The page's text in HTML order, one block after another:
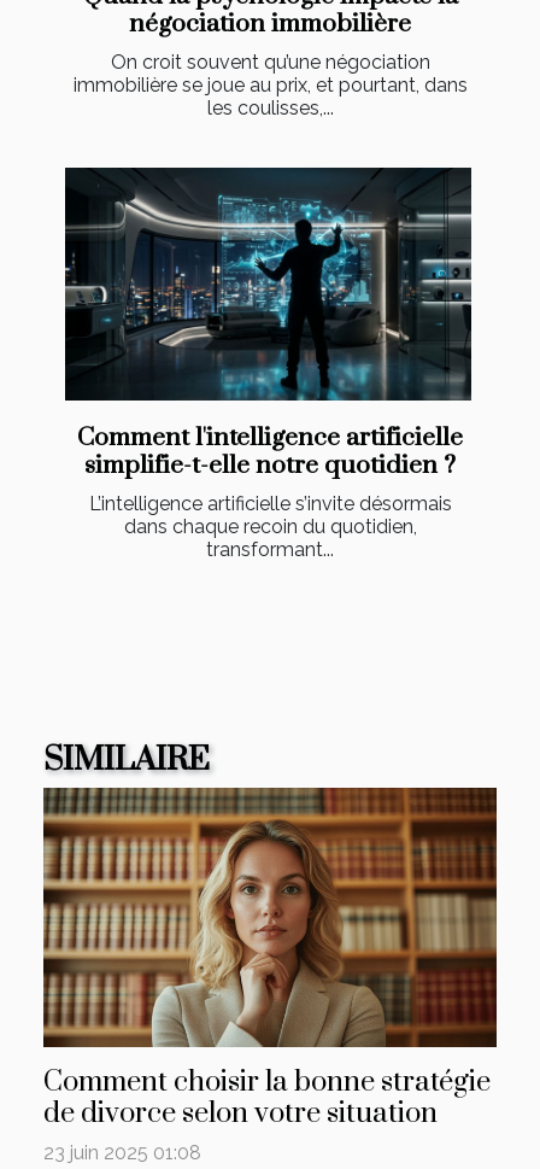
négociation immobilière
On croit souvent qu’une négociation
immobilière se joue au prix, et pourtant, dans
les coulisses,...
Comment l'intelligence artificielle
simplifie-t-elle notre quotidien ?
L’intelligence artificielle s’invite désormais
dans chaque recoin du quotidien,
transformant...
SIMILAIRE
Comment choisir la bonne stratégie
de divorce selon votre situation
23 juin 2025 01:08